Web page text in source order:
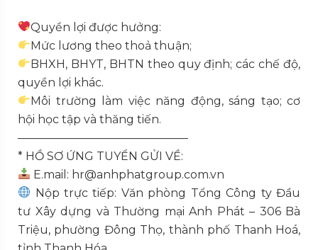
Quyền lợi được hưởng:
Mức lương theo thoả thuận;
BHXH, BHYT, BHTN theo quy định; các chế độ,
quyền lợi khác.
Môi trường làm việc năng động, sáng tạo; cơ
hội học tập và thăng tiến.
———————————————
* HỒ SƠ ỨNG TUYỂN GỬI VỀ:
E.mail: hr@anhphatgroup.com.vn
Nộp trực tiếp: Văn phòng Tổng Công ty Đầu
tư Xây dựng và Thường mại Anh Phát – 306 Bà
Triệu, phường Đông Thọ, thành phố Thanh Hoá,